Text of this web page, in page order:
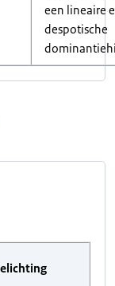
een lineaire
despotische